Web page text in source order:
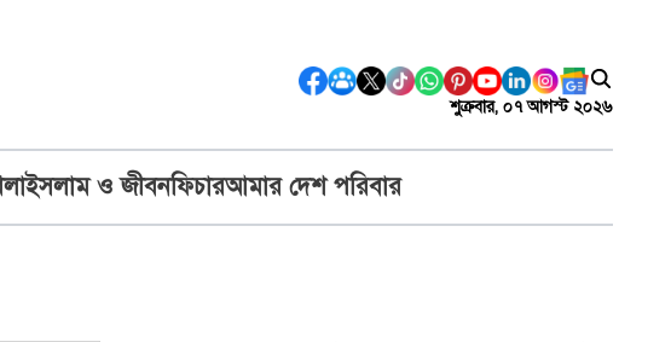
শুক্রবার, ০৭ আগস্ট ২০২৬
ইসলাম ও জীবনফিচারআমার দেশ পরিবার